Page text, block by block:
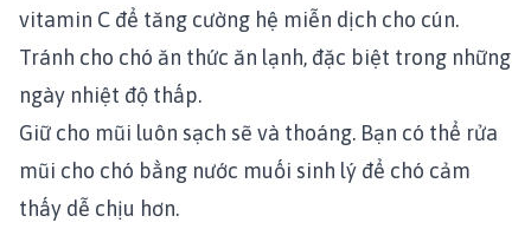
vitamin C để tăng cường hệ miễn dịch cho cún.
Tránh cho chó ăn thức ăn lạnh, đặc biệt trong những
ngày nhiệt độ thấp.
Giữ cho mũi luôn sạch sẽ và thoáng. Bạn có thể rửa
mũi cho chó bằng nước muối sinh lý để chó cảm
thấy dễ chịu hơn.